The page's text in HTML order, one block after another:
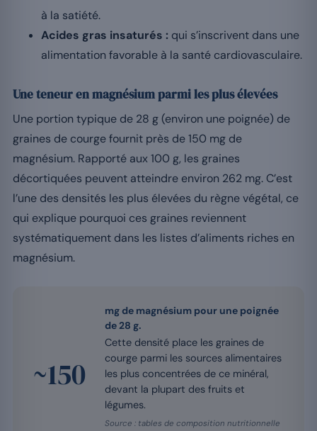
à la satiété.
Acides gras insaturés : qui s’inscrivent dans une
alimentation favorable à la santé cardiovasculaire.
Une teneur en magnésium parmi les plus élevées
Une portion typique de 28 g (environ une poignée) de
graines de courge fournit près de 150 mg de
magnésium. Rapporté aux 100 g, les graines
décortiquées peuvent atteindre environ 262 mg. C’est
l’une des densités les plus élevées du règne végétal, ce
qui explique pourquoi ces graines reviennent
systématiquement dans les listes d’aliments riches en
magnésium.
~150
mg de magnésium pour une poignée
de 28 g.
Cette densité place les graines de
courge parmi les sources alimentaires
les plus concentrées de ce minéral,
devant la plupart des fruits et
légumes.
Source : tables de composition nutritionnelle